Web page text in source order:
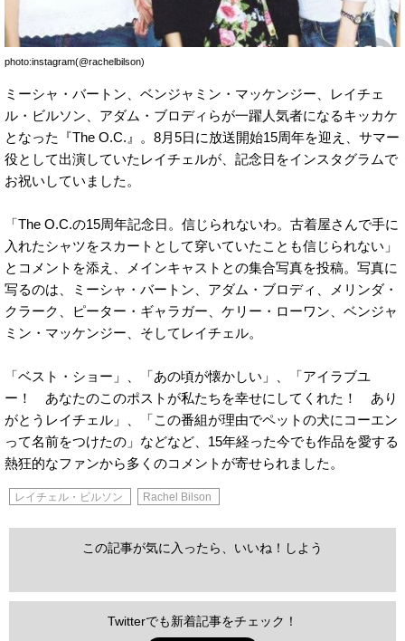
photo:instagram(@rachelbilson)
ミーシャ・バートン、ベンジャミン・マッケンジー、レイチェ
ル・ビルソン、アダム・ブロディらが一躍人気者になるキッカケ
となった『The O.C.』。8月5日に放送開始15周年を迎え、サマー
役として出演していたレイチェルが、記念日をインスタグラムで
お祝いしていました。
「The O.C.の15周年記念日。信じられないわ。古着屋さんで手に
入れたシャツをスカートとして穿いていたことも信じられない」
とコメントを添え、メインキャストとの集合写真を投稿。写真に
写るのは、ミーシャ・バートン、アダム・ブロディ、メリンダ・
クラーク、ピーター・ギャラガー、ケリー・ローワン、ベンジャ
ミン・マッケンジー、そしてレイチェル。
「ベスト・ショー」、「あの頃が懐かしい」、「アイラブユ
ー！ あなたのこのポストが私たちを幸せにしてくれた！ あり
がとうレイチェル」、「この番組が理由でペットの犬にコーエン
って名前をつけたの」などなど、15年経った今でも作品を愛する
熱狂的なファンから多くのコメントが寄せられました。
レイチェル・ビルソン Rachel Bilson
この記事が気に入ったら、いいね！しよう
Twitterでも新着記事をチェック！